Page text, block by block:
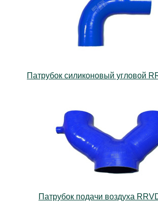
Патрубок силиконовый угловой
Патрубок подачи воздуха